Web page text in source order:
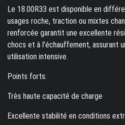
Le 18.00R33 est disponible en
usages roche, traction ou mixtes
renforcée garantit une excellente
chocs et à l’échauffement, assurant
utilisation intensive.
Points forts:
Très haute capacité de charge
Excellente stabilité en conditions